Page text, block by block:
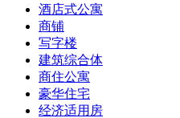
酒店式公寓
商铺
写字楼
建筑综合体
商住公寓
豪华住宅
经济适用房